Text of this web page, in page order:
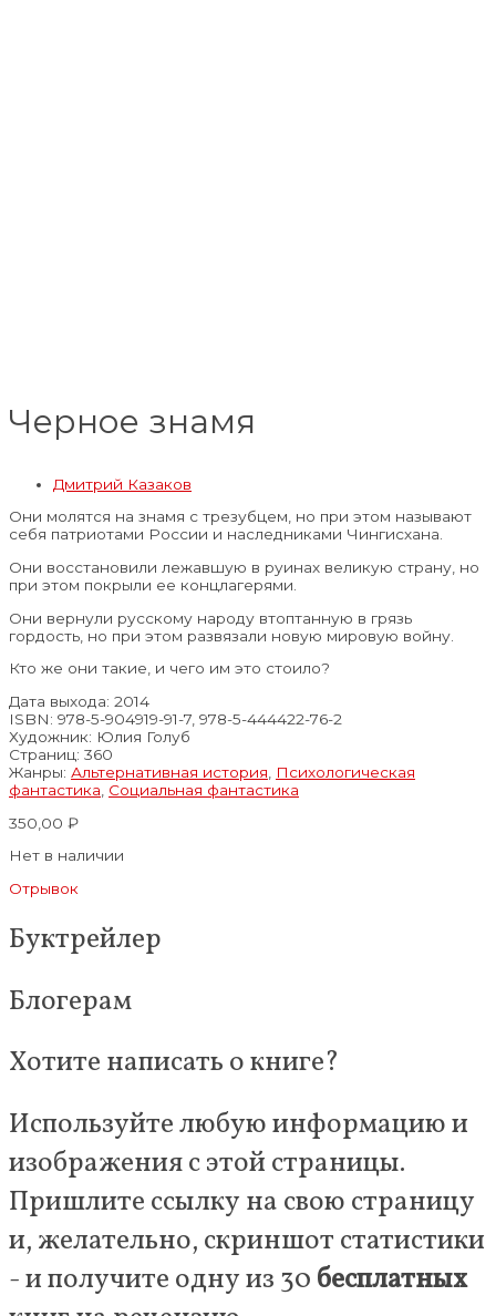
Черное знамя
Дмитрий Казаков
Они молятся на знамя с трезубцем, но при этом называют
себя патриотами России и наследниками Чингисхана.
Они восстановили лежавшую в руинах великую страну, но
при этом покрыли ее концлагерями.
Они вернули русскому народу втоптанную в грязь
гордость, но при этом развязали новую мировую войну.
Кто же они такие, и чего им это стоило?
Дата выхода: 2014
ISBN: 978-5-904919-91-7, 978-5-444422-76-2
Художник: Юлия Голуб
Страниц: 360
Жанры: Альтернативная история
Психологическая
фантастика Социальная фантастика
350,00 ₽
Нет в наличии
Отрывок
Буктрейлер
Блогерам
Хотите написать о книге?
Используйте любую информацию и
изображения с этой страницы.
Пришлите ссылку на свою страницу
и, желательно, скриншот статистики
- и получите одну из 30 бесплатных